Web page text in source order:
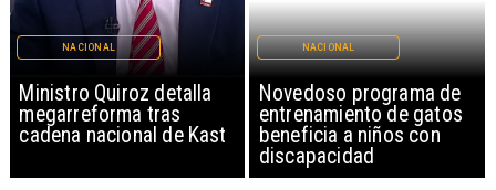
Ministro Quiroz detalla
megarreforma tras
cadena nacional de Kast
NACIONAL
Novedoso programa de
entrenamiento de gatos
beneficia a niños con
discapacidad
NACIONAL